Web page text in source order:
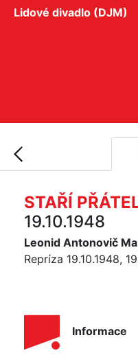
Lidové divadlo (DJM)
STAŘÍ
19.10.1948
Leonid Antonovič
Repríza 19.10.1948,
Informace